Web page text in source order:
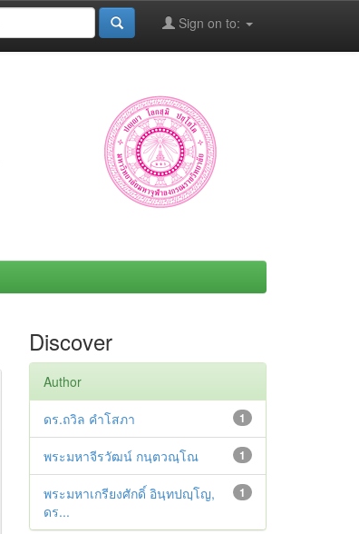
Sign on to:
Discover
Author
1
ดร.ถวิล คำโสภา
1
พระมหาจีรวัฒน์ กนฺตวณฺโณ
1
พระมหาเกรียงศักดิ์ อินฺทปญฺโญ,
ดร...